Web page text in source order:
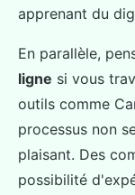
apprenant du
En parallèle,
ligne si vous
outils comme
processus non
plaisant. Des
possibilité